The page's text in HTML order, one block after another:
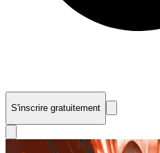
S'inscrire gratuitement